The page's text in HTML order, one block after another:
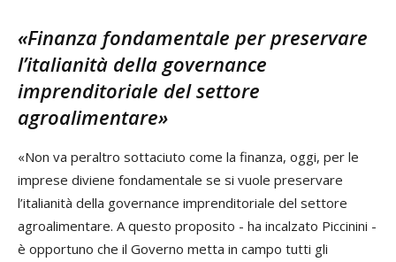
«Finanza fondamentale per preservare
l’italianità della governance
imprenditoriale del settore
agroalimentare»
«Non va peraltro sottaciuto come la finanza, oggi, per le
imprese diviene fondamentale se si vuole preservare
l’italianità della governance imprenditoriale del settore
agroalimentare. A questo proposito - ha incalzato Piccinini -
è opportuno che il Governo metta in campo tutti gli